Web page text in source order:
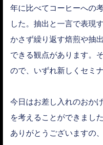
年に比べてコーヒーへの
した。抽出と一言で表現
かさず繰り返す焙煎や抽
できる観点があります。
ので、いずれ新しくセミ
今日はお差し入れのおか
を考えることができました
ありがとうございますの